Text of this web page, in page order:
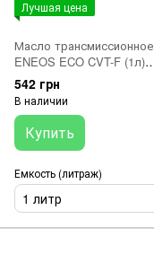
Лучшая цена
Масло трансмиссионное
ENEOS ECO CVT-F (1л)
EU0110401N JAPAN
542 грн
В наличии
Купить
Емкость (литраж)
1 литр